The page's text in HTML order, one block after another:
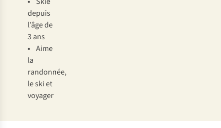
depuis
l’âge de
3 ans
• Aime
la
randonnée,
le ski et
voyager